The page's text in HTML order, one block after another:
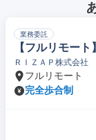
業務委託
【フルリモー
ＲＩＺＡＰ株式会社
フルリモート
完全歩合制